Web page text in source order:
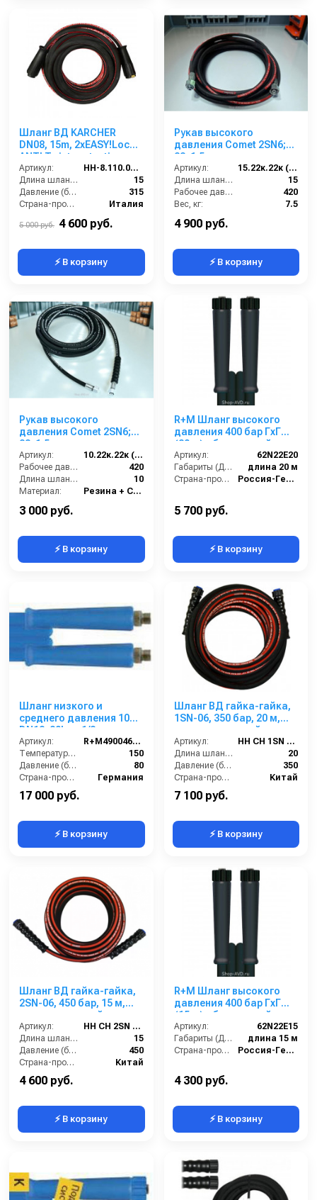
Шланг ВД KARCHER
DN08, 15m, 2хEASY!Lock
ANTI Twist protection,
315bar
Артикул:
HH-8.110.035-15
Длина шланга (м):
15
Давление (бар):
315
Страна-производитель:
Италия
5 000 руб. 4 600 руб.
⚡ В корзину
Рукав высокого
давления Comet 2SN6;
22х1,5 г под ключ -
22х1,5г под ключ; 15м +
защита от изгиба
Артикул:
15.22к.22к (2SN6)Comet
Длина шланга ВД (м):
15
Рабочее давление (бар):
420
Вес, кг:
7.5
4 900 руб.
⚡ В корзину
Рукав высокого
давления Comet 2SN6;
22х1,5 г под ключ -
22х1,5г под ключ; 10м
Артикул:
10.22к.22к (2SN6)Comet
Рабочее давление (бар):
420
Длина шланга ВД (м):
10
Материал:
Резина + Сталь
3 000 руб.
⚡ В корзину
R+M Шланг высокого
давления 400 бар ГхГ
(20 м) облегченный
Артикул:
62N22E20
Габариты (ДхШхВ):
длина 20 м
Страна-производитель:
Россия-Германия
5 700 руб.
⚡ В корзину
Шланг низкого и
среднего давления 10m
DN12, 80bar, 1/2внеш-
1/2внеш, -40°C - +150°C,
арматура нерж.сталь
Артикул:
R+M4900460109
Температура (°C):
150
Давление (бар):
80
Страна-производитель:
Германия
17 000 руб.
⚡ В корзину
Шланг ВД гайка-гайка,
1SN-06, 350 бар, 20 м,
однооплеточный
Артикул:
HH CH 1SN 06 M22-20
Длина шланга (м):
20
Давление (бар):
350
Страна-производитель:
Китай
7 100 руб.
⚡ В корзину
Шланг ВД гайка-гайка,
2SN-06, 450 бар, 15 м,
двухоплеточный
Артикул:
HH CH 2SN 06 M22-15
Длина шланга (м):
15
Давление (бар):
450
Страна-производитель:
Китай
4 600 руб.
⚡ В корзину
R+M Шланг высокого
давления 400 бар ГхГ
(15 м) облегченный
Артикул:
62N22E15
Габариты (ДхШхВ):
длина 15 м
Страна-производитель:
Россия-Германия
4 300 руб.
⚡ В корзину